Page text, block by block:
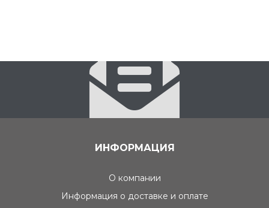
ИНФОРМАЦИЯ
О компании
Информация о доставке и оплате